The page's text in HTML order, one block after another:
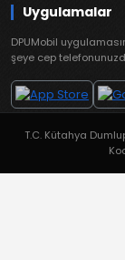
Uygulamalar
DPUMobil
şeye cep
T.C. Kütahya